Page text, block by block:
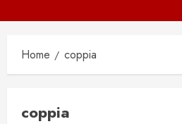
Home coppia
coppia